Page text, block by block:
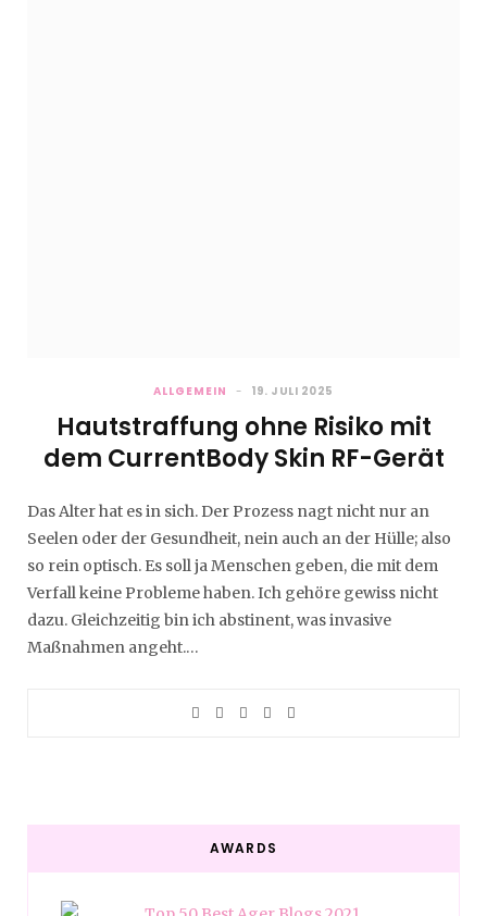
ALLGEMEIN 19. JULI 2025
Hautstraffung ohne Risiko mit
dem CurrentBody Skin RF-Gerät
Das Alter hat es in sich. Der Prozess nagt nicht nur an
Seelen oder der Gesundheit, nein auch an der Hülle; also
so rein optisch. Es soll ja Menschen geben, die mit dem
Verfall keine Probleme haben. Ich gehöre gewiss nicht
dazu. Gleichzeitig bin ich abstinent, was invasive
Maßnahmen angeht.…
AWARDS